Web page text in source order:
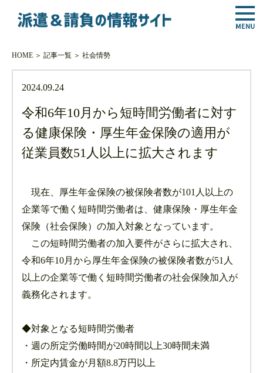
HOME＞ 記事一覧＞ 社会情勢
2024.09.24
令和6年10月から短時間労働者に対す
る健康保険・厚生年金保険の適用が
従業員数51人以上に拡大されます
現在、厚生年金保険の被保険者数が101人以上の
企業等で働く短時間労働者は、健康保険・厚生年金
保険（社会保険）の加入対象となっています。
この短時間労働者の加入要件がさらに拡大され、
令和6年10月から厚生年金保険の被保険者数が51人
以上の企業等で働く短時間労働者の社会保険加入が
義務化されます。
◆対象となる短時間労働者
・週の所定労働時間が20時間以上30時間未満
・所定内賃金が月額8.8万円以上